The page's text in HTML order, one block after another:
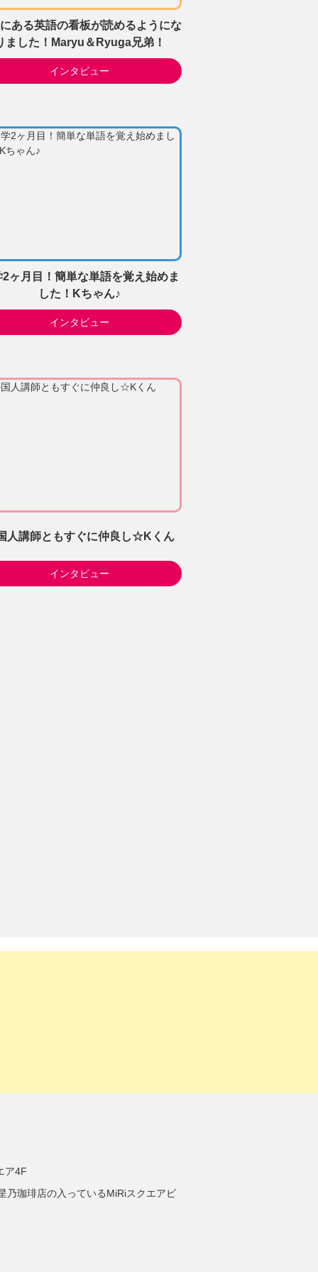
ある英語の看板が読めるようにな
ました！Maryu＆Ryuga兄弟！
インタビュー
2ヶ月目！簡単な単語を覚え始めま
した！Kちゃん♪
インタビュー
人講師ともすぐに仲良し☆Kくん
インタビュー
ア4F
乃珈琲店の入っているMiRiスクエアビ